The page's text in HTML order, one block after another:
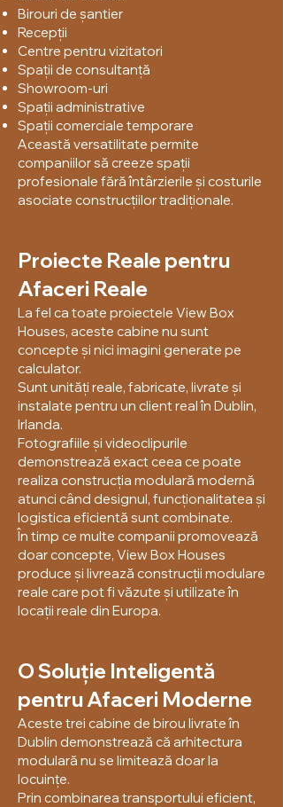
Birouri de șantier
Recepții
Centre pentru vizitatori
Spații de consultanță
Showroom-uri
Spații administrative
Spații comerciale temporare
Această versatilitate permite
companiilor să creeze spații
profesionale fără întârzierile și costurile
asociate construcțiilor tradiționale.
Proiecte Reale pentru
Afaceri Reale
La fel ca toate proiectele View Box
Houses, aceste cabine nu sunt
concepte și nici imagini generate pe
calculator.
Sunt unități reale, fabricate, livrate și
instalate pentru un client real în Dublin,
Irlanda.
Fotografiile și videoclipurile
demonstrează exact ceea ce poate
realiza construcția modulară modernă
atunci când designul, funcționalitatea și
logistica eficientă sunt combinate.
În timp ce multe companii promovează
doar concepte, View Box Houses
produce și livrează construcții modulare
reale care pot fi văzute și utilizate în
locații reale din Europa.
O Soluție Inteligentă
pentru Afaceri Moderne
Aceste trei cabine de birou livrate în
Dublin demonstrează că arhitectura
modulară nu se limitează doar la
locuințe.
Prin combinarea transportului eficient,